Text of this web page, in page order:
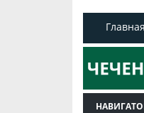
Главная